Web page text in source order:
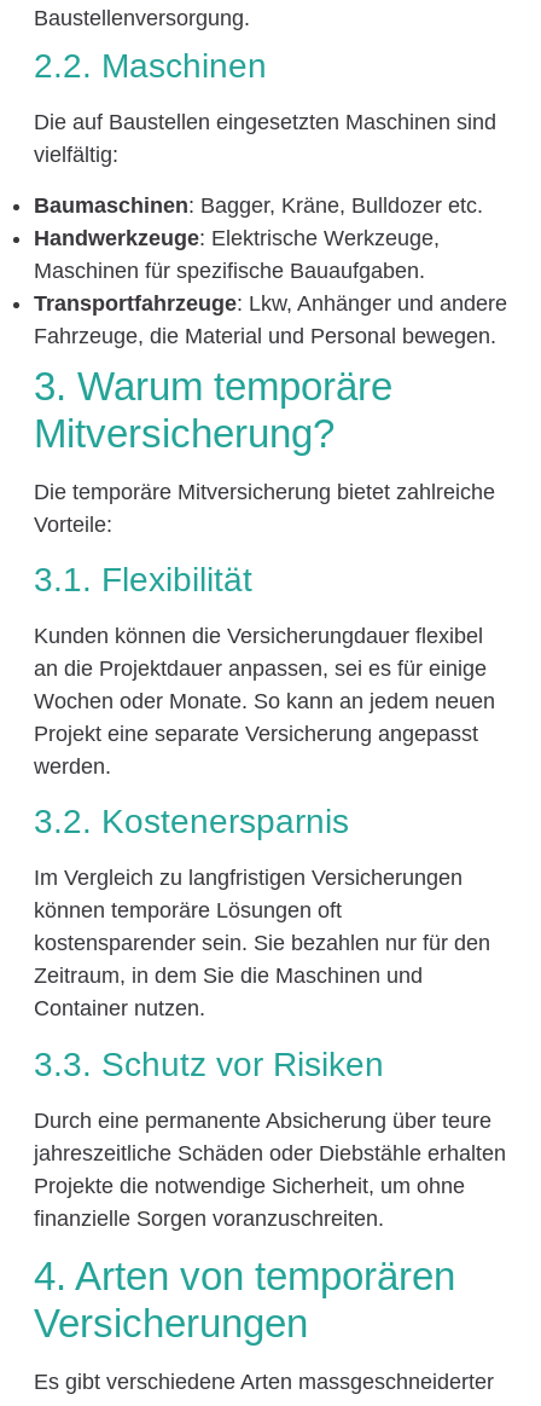
Baustellenversorgung.
2.2. Maschinen
Die auf Baustellen eingesetzten Maschinen sind
vielfältig:
Baumaschinen: Bagger, Kräne, Bulldozer etc.
Handwerkzeuge: Elektrische Werkzeuge,
Maschinen für spezifische Bauaufgaben.
Transportfahrzeuge: Lkw, Anhänger und andere
Fahrzeuge, die Material und Personal bewegen.
3. Warum temporäre
Mitversicherung?
Die temporäre Mitversicherung bietet zahlreiche
Vorteile:
3.1. Flexibilität
Kunden können die Versicherungdauer flexibel
an die Projektdauer anpassen, sei es für einige
Wochen oder Monate. So kann an jedem neuen
Projekt eine separate Versicherung angepasst
werden.
3.2. Kostenersparnis
Im Vergleich zu langfristigen Versicherungen
können temporäre Lösungen oft
kostensparender sein. Sie bezahlen nur für den
Zeitraum, in dem Sie die Maschinen und
Container nutzen.
3.3. Schutz vor Risiken
Durch eine permanente Absicherung über teure
jahreszeitliche Schäden oder Diebstähle erhalten
Projekte die notwendige Sicherheit, um ohne
finanzielle Sorgen voranzuschreiten.
4. Arten von temporären
Versicherungen
Es gibt verschiedene Arten massgeschneiderter